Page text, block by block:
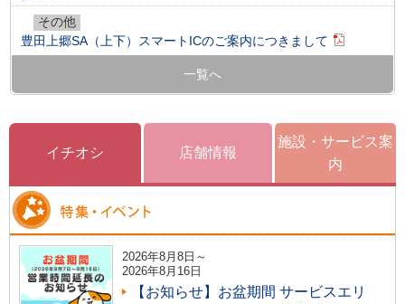
その他
豊田上郷SA（上下）スマートICのご案内につきまして
一覧へ
イチオシ 店舗情報
施設・サービス案
内
2026年8月8日～
2026年8月16日
【お知らせ】お盆期間 サービスエリ